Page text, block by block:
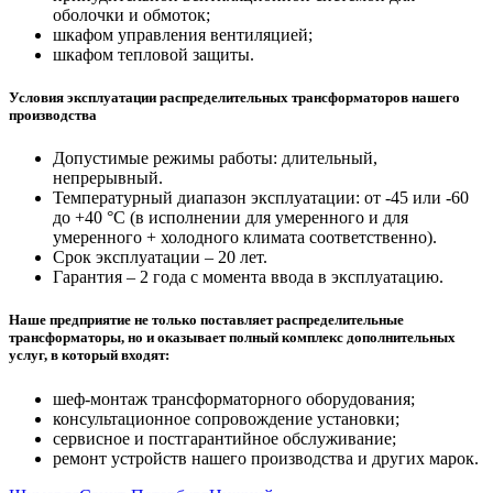
оболочки и обмоток;
шкафом управления вентиляцией;
шкафом тепловой защиты.
Условия эксплуатации распределительных трансформаторов нашего
производства
Допустимые режимы работы: длительный,
непрерывный.
Температурный диапазон эксплуатации: от -45 или -60
до +40 °С (в исполнении для умеренного и для
умеренного + холодного климата соответственно).
Срок эксплуатации – 20 лет.
Гарантия – 2 года с момента ввода в эксплуатацию.
Наше предприятие не только поставляет распределительные
трансформаторы, но и оказывает полный комплекс дополнительных
услуг, в который входят:
шеф-монтаж трансформаторного оборудования;
консультационное сопровождение установки;
сервисное и постгарантийное обслуживание;
ремонт устройств нашего производства и других марок.